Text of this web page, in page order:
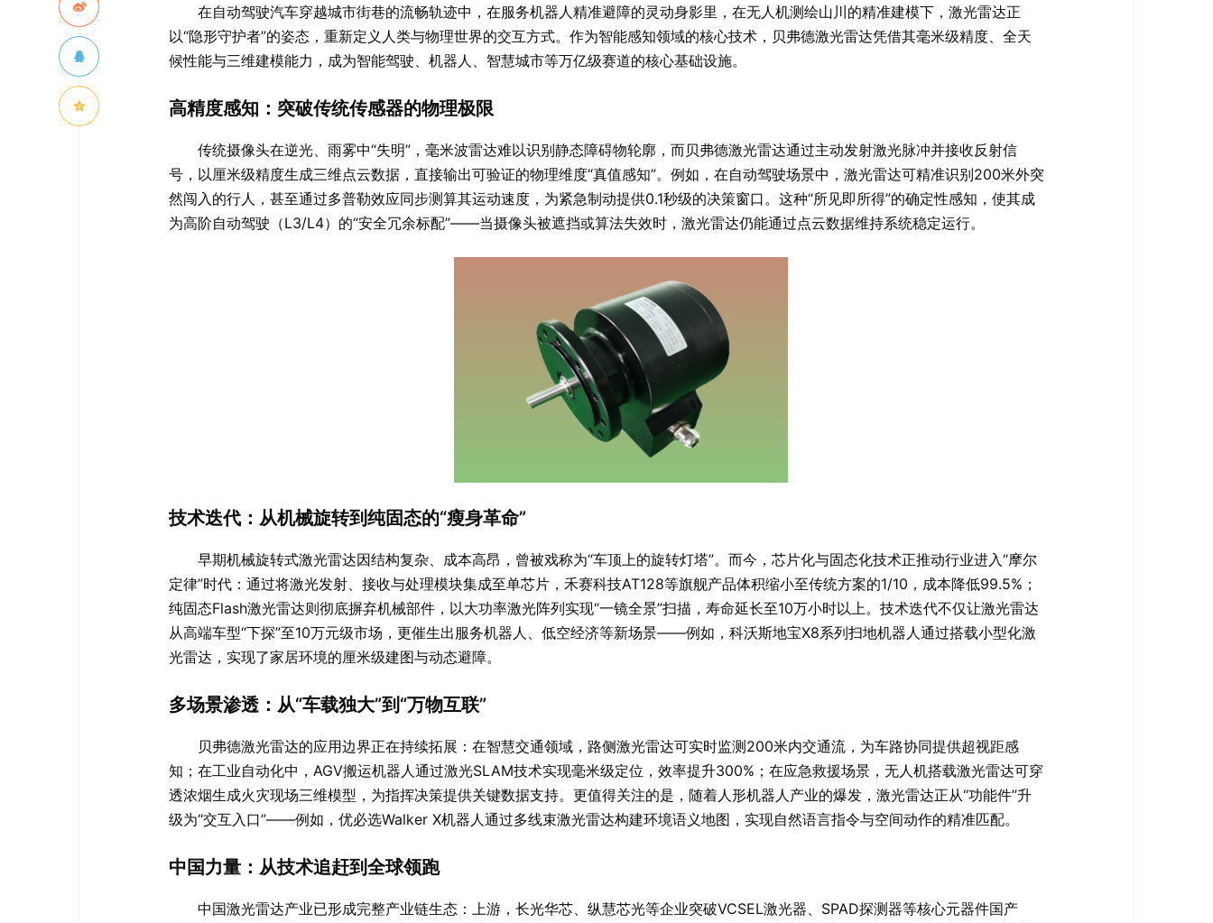
在自动驾驶汽车穿越城市街巷的流畅轨迹中，在服务机器人精准避障的灵动身影里，在无人机测绘山川的精准建模下，激光雷达正
以“隐形守护者”的姿态，重新定义人类与物理世界的交互方式。作为智能感知领域的核心技术，贝弗德激光雷达凭借其毫米级精度、全天
候性能与三维建模能力，成为智能驾驶、机器人、智慧城市等万亿级赛道的核心基础设施。
高精度感知：突破传统传感器的物理极限
传统摄像头在逆光、雨雾中“失明”，毫米波雷达难以识别静态障碍物轮廓，而贝弗德激光雷达通过主动发射激光脉冲并接收反射信
号，以厘米级精度生成三维点云数据，直接输出可验证的物理维度“真值感知”。例如，在自动驾驶场景中，激光雷达可精准识别200米外突
然闯入的行人，甚至通过多普勒效应同步测算其运动速度，为紧急制动提供0.1秒级的决策窗口。这种“所见即所得”的确定性感知，使其成
为高阶自动驾驶（L3/L4）的“安全冗余标配”——当摄像头被遮挡或算法失效时，激光雷达仍能通过点云数据维持系统稳定运行。
技术迭代：从机械旋转到纯固态的“瘦身革命”
早期机械旋转式激光雷达因结构复杂、成本高昂，曾被戏称为“车顶上的旋转灯塔”。而今，芯片化与固态化技术正推动行业进入“摩尔
定律”时代：通过将激光发射、接收与处理模块集成至单芯片，禾赛科技AT128等旗舰产品体积缩小至传统方案的1/10，成本降低99.5%；
纯固态Flash激光雷达则彻底摒弃机械部件，以大功率激光阵列实现“一镜全景”扫描，寿命延长至10万小时以上。技术迭代不仅让激光雷达
从高端车型“下探”至10万元级市场，更催生出服务机器人、低空经济等新场景——例如，科沃斯地宝X8系列扫地机器人通过搭载小型化激
光雷达，实现了家居环境的厘米级建图与动态避障。
多场景渗透：从“车载独大”到“万物互联”
贝弗德激光雷达的应用边界正在持续拓展：在智慧交通领域，路侧激光雷达可实时监测200米内交通流，为车路协同提供超视距感
知；在工业自动化中，AGV搬运机器人通过激光SLAM技术实现毫米级定位，效率提升300%；在应急救援场景，无人机搭载激光雷达可穿
透浓烟生成火灾现场三维模型，为指挥决策提供关键数据支持。更值得关注的是，随着人形机器人产业的爆发，激光雷达正从“功能件”升
级为“交互入口”——例如，优必选Walker X机器人通过多线束激光雷达构建环境语义地图，实现自然语言指令与空间动作的精准匹配。
中国力量：从技术追赶到全球领跑
中国激光雷达产业已形成完整产业链生态：上游，长光华芯、纵慧芯光等企业突破VCSEL激光器、SPAD探测器等核心元器件国产